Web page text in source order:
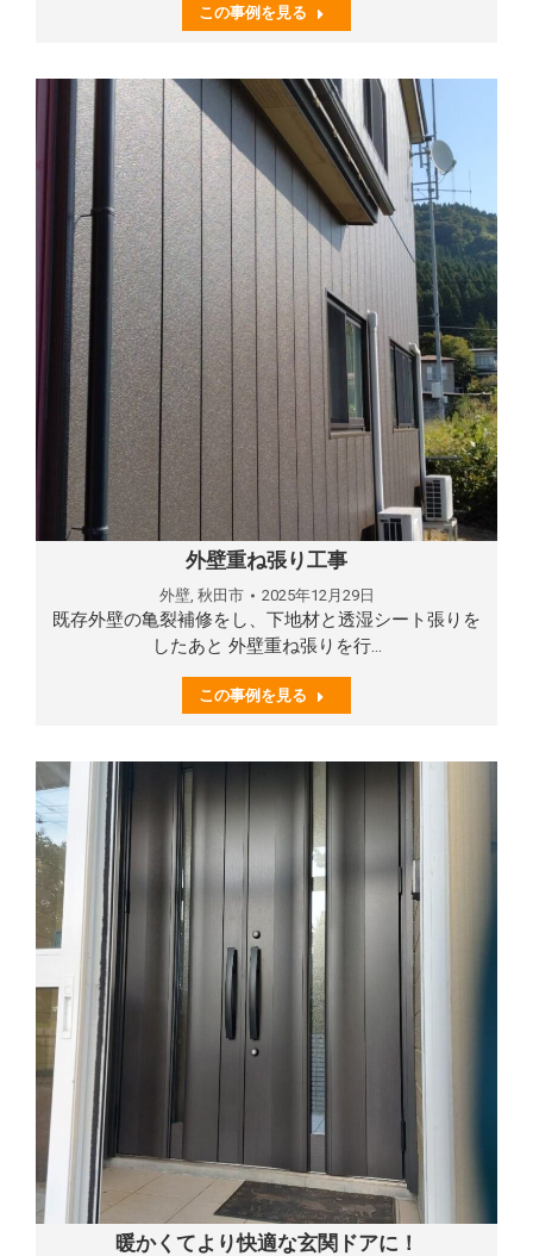
この事例を見る
外壁重ね張り工事
外壁, 秋田市 2025年12月29日
既存外壁の亀裂補修をし、下地材と透湿シート張りを
したあと 外壁重ね張りを行…
この事例を見る
暖かくてより快適な玄関ドアに！